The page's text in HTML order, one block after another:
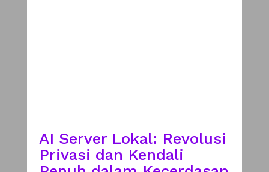
AI Server Lokal: Revolusi
Privasi dan Kendali